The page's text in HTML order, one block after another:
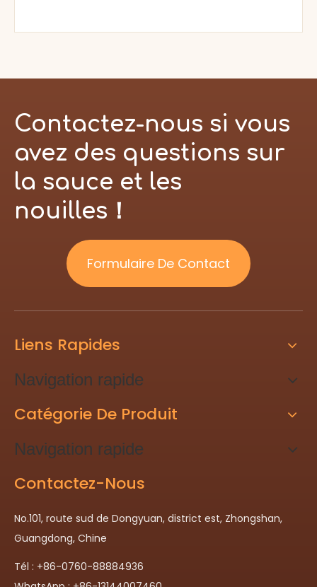
Contactez-nous si vous
avez des questions sur
la sauce et les
nouilles！
Formulaire De Contact
Liens Rapides
Navigation rapide
Catégorie De Produit
Navigation rapide
Contactez-Nous
No.101, route sud de Dongyuan, district est, Zhongshan,
Guangdong, Chine
Tél : +86-0760-88884936